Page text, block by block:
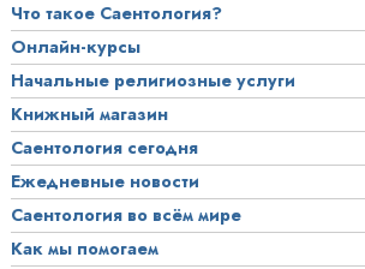
Что такое Саентология?
Онлайн-курсы
Начальные религиозные услуги
Книжный магазин
Саентология сегодня
Ежедневные новости
Саентология во всём мире
Как мы помогаем